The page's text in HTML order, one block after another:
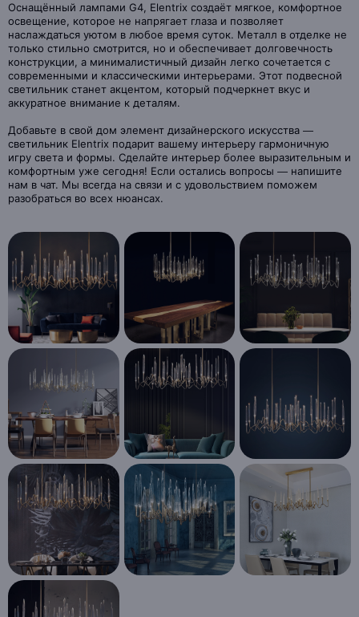
Оснащённый лампами G4, Elentrix создаёт мягкое, комфортное
освещение, которое не напрягает глаза и позволяет
наслаждаться уютом в любое время суток. Металл в отделке не
только стильно смотрится, но и обеспечивает долговечность
конструкции, а минималистичный дизайн легко сочетается с
современными и классическими интерьерами. Этот подвесной
светильник станет акцентом, который подчеркнет вкус и
аккуратное внимание к деталям.
Добавьте в свой дом элемент дизайнерского искусства —
светильник Elentrix подарит вашему интерьеру гармоничную
игру света и формы. Сделайте интерьер более выразительным и
комфортным уже сегодня! Если остались вопросы — напишите
нам в чат. Мы всегда на связи и с удовольствием поможем
разобраться во всех нюансах.